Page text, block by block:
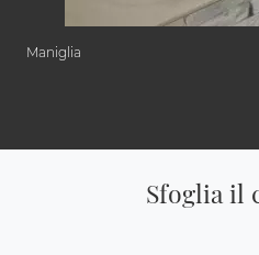
Maniglia
Sfoglia il